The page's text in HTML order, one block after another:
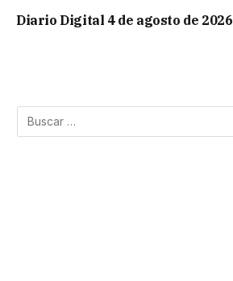
Diario Digital 4 de agosto de 2026